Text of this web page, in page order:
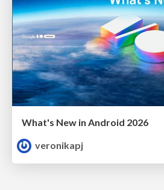
What's New in Android 2026
veronikapj